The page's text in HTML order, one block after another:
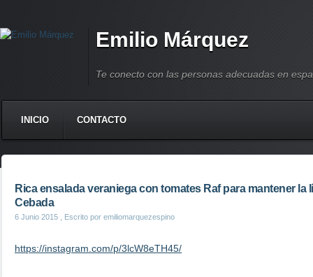
Emilio Márquez
Te conecto con las personas adecuadas en
INICIO CONTACTO
Rica ensalada veraniega con tomates Raf para mantener la
Cebada
6 Junio 2015 , Escrito por emiliomarquezespino
https://instagram.com/p/3lcW8eTH45/